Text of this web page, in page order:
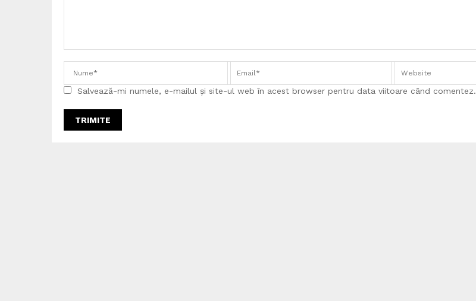
Salvează-mi numele, e-mailul și site-ul web în acest browser pentru data viitoare când comentez.